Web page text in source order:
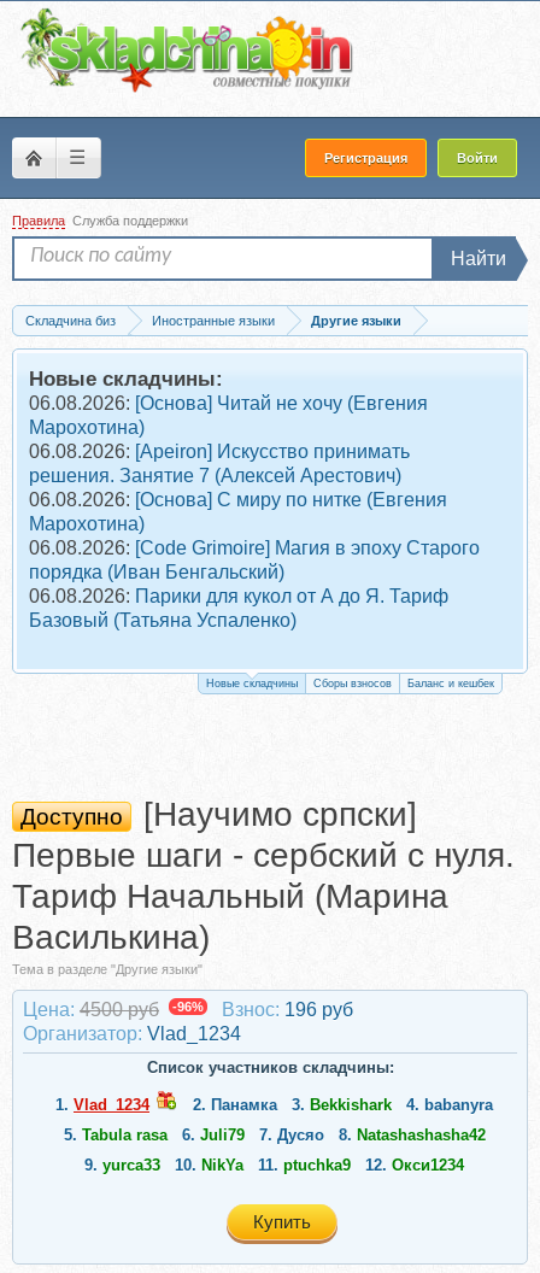
☰ Регистрация Войти
Правила Служба поддержки
Найти
Складчина биз Иностранные языки
Другие языки
Скачать [Научимо српски] Первые шаги - сербский с нуля. Тариф Начальный...
Новые складчины:
06.08.2026: [Основа] Читай не хочу (Евгения
Марохотина)
06.08.2026: [Apeiron] Искусство принимать
решения. Занятие 7 (Алексей Арестович)
06.08.2026: [Основа] С миру по нитке (Евгения
Марохотина)
06.08.2026: [Code Grimoire] Магия в эпоху Старого
порядка (Иван Бенгальский)
06.08.2026: Парики для кукол от А до Я. Тариф
Базовый (Татьяна Успаленко)
Новые складчины Сборы взносов Баланс и кешбек
Доступно
[Научимо српски]
Первые шаги - сербский с нуля.
Тариф Начальный (Марина
Василькина)
Тема в разделе "Другие языки"
Цена: 4500 руб -96% Взнос: 196 руб
Организатор: Vlad_1234
Список участников складчины:
1. Vlad_1234 2. Панамка 3. Bekkishark 4. babanyra
5. Tabula rasa 6. Juli79 7. Дусяо 8. Natashashasha42
9. yurca33 10. NikYa 11. ptuchka9 12. Окси1234
Купить